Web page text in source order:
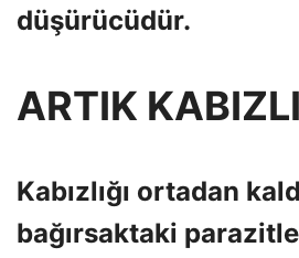
düşürücüdür.
ARTIK
Kabızlığı ortadan
bağırsaktaki